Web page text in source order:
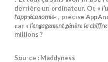
derrière un ordinateur. Or, «
l’app-économie« , précise
car «l’engagement génère le chiffre
millions ?
Source : Maddyness